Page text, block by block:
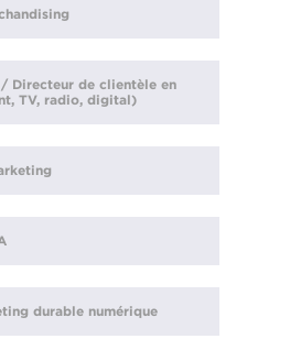
Directeur de clientèle en
TV, radio, digital)
durable numérique